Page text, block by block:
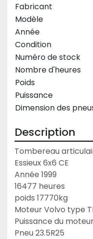
Fabricant
Modèle
Année
Condition
Numéro de stock
Nombre d'heures
Poids
Puissance
Dimension des
Description
Tombereau
Essieux 6x6 CE
Année 1999
16477 heures
poids 17770kg
Moteur Volvo type
Puissance du
Pneu 23.5R25